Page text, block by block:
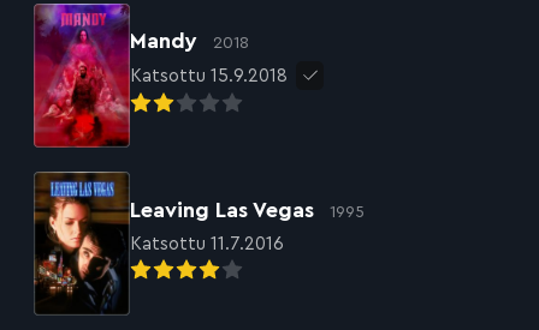
Mandy 2018
Katsottu 15.9.2018
Leaving Las Vegas 1995
Katsottu 11.7.2016